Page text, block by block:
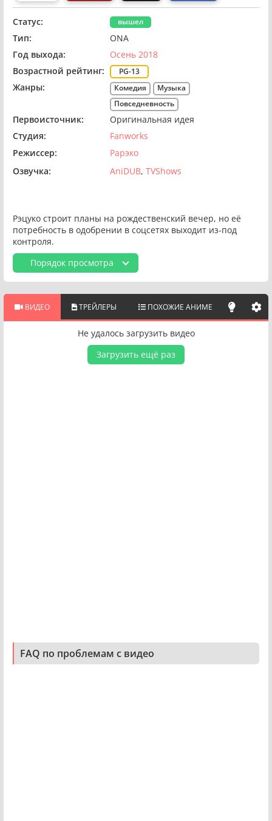
Статус: вышел
Тип:
ONA
Год выхода:
Осень 2018
Возрастной рейтинг:
PG-13
Жанры: Комедия
Музыка
Повседневность
Первоисточник:
Оригинальная идея
Студия:
Fanworks
Режиссер:
Рарэко
Озвучка:
AniDUB TVShows
Рэцуко строит планы на рождественский вечер, но её
потребность в одобрении в соцсетях выходит из-под
контроля.
Порядок просмотра
ВИДЕО ТРЕЙЛЕРЫ ПОХОЖИЕ АНИМЕ
Не удалось загрузить видео
Загрузить ещё раз
FAQ по проблемам с видео